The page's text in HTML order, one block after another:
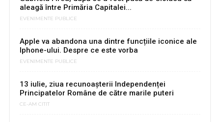
aleagă între Primăria Capitalei...
EVENIMENTE PUBLICE
Apple va abandona una dintre funcțiile iconice ale
Iphone-ului. Despre ce este vorba
EVENIMENTE PUBLICE
13 iulie, ziua recunoașterii Independenței
Principatelor Române de către marile puteri
CE-AM CITIT